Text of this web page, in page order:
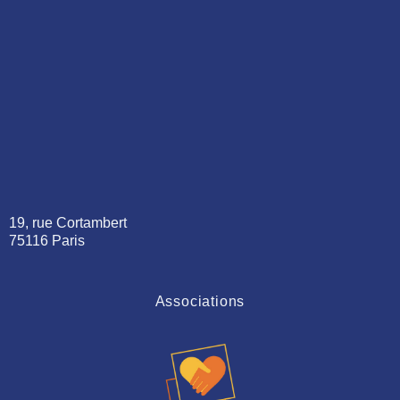
19, rue Cortambert
75116 Paris
Associations